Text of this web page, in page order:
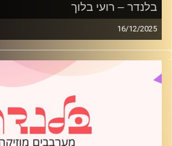
בלנדר – רועי בלוך
16/12/2025
מוזיקה רגועה לפתוח איתה את הבוקר
קרדיט תמונות:
AudioVersity